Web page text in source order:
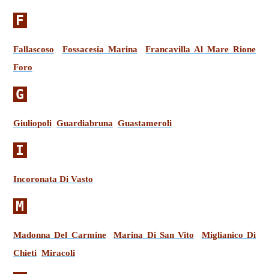
F
Fallascoso Fossacesia Marina
Francavilla Al Mare Rione
Foro
G
Giuliopoli Guardiabruna Guastameroli
I
Incoronata Di Vasto
M
Madonna Del Carmine Marina Di San Vito
Miglianico Di
Chieti Miracoli